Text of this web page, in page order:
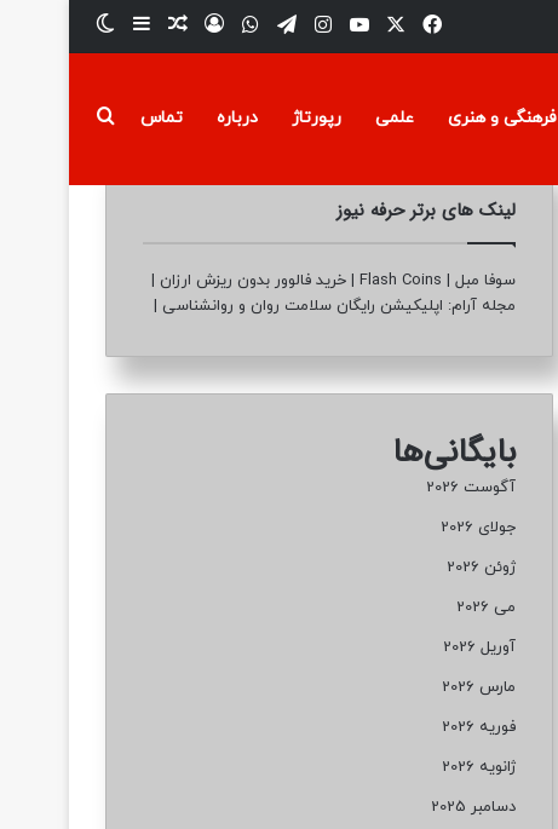
فیسبوک
ایکس یوتیوباینستاگرام
تلگرام واتس آپ
ورود نوشته تصادفی
سایدبار
فرهنگی و هنری علمی رپورتاژ درباره تماس
لینک های برتر حرفه نیوز
سوفا مبل |
Flash Coins
|خرید فالوور بدون ریزش ارزان |
مجله آرام: اپلیکیشن رایگان سلامت روان و روانشناسی |
بایگانی‌ها
آگوست 2026
جولای 2026
ژوئن 2026
می 2026
آوریل 2026
مارس 2026
فوریه 2026
ژانویه 2026
دسامبر 2025